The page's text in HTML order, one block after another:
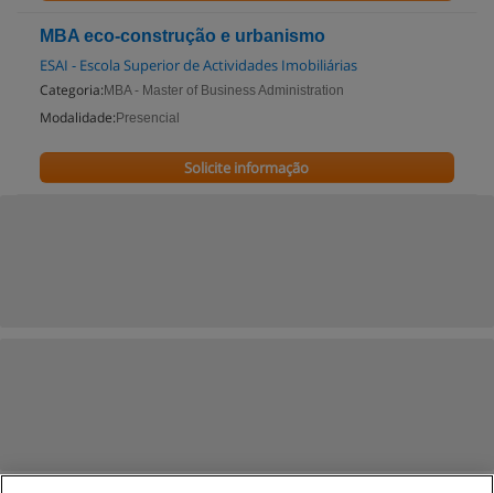
MBA eco-construção e urbanismo
ESAI - Escola Superior de Actividades Imobiliárias
Categoria: MBA - Master of Business Administration
Modalidade: Presencial
Solicite informação